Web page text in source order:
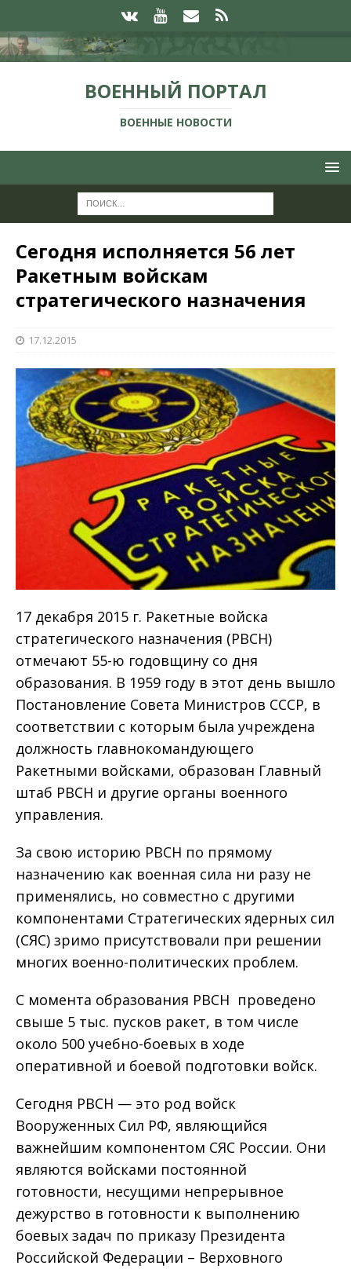
ВОЕННЫЙ ПОРТАЛ
ВОЕННЫЕ НОВОСТИ
Сегодня исполняется 56 лет
Ракетным войскам
стратегического назначения
17.12.2015
17 декабря 2015 г. Ракетные войска
стратегического назначения (РВСН)
отмечают 55-ю годовщину со дня
образования. В 1959 году в этот день вышло
Постановление Совета Министров СССР, в
соответствии с которым была учреждена
должность главнокомандующего
Ракетными войсками, образован Главный
штаб РВСН и другие органы военного
управления.
За свою историю РВСН по прямому
назначению как военная сила ни разу не
применялись, но совместно с другими
компонентами Стратегических ядерных сил
(СЯС) зримо присутствовали при решении
многих военно-политических проблем.
С момента образования РВСН проведено
свыше 5 тыс. пусков ракет, в том числе
около 500 учебно-боевых в ходе
оперативной и боевой подготовки войск.
Сегодня РВСН — это род войск
Вооруженных Сил РФ, являющийся
важнейшим компонентом СЯС России. Они
являются войсками постоянной
готовности, несущими непрерывное
дежурство в готовности к выполнению
боевых задач по приказу Президента
Российской Федерации – Верховного